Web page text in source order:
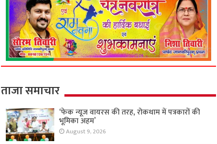
ताजा समाचार
‘फेक न्यूज वायरस की तरह, रोकथाम में पत्रकारों की
भूमिका अहम’
August 9, 2026